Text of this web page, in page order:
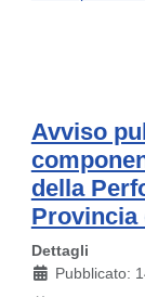
Avviso
della
Dettagli
Pubblicato: